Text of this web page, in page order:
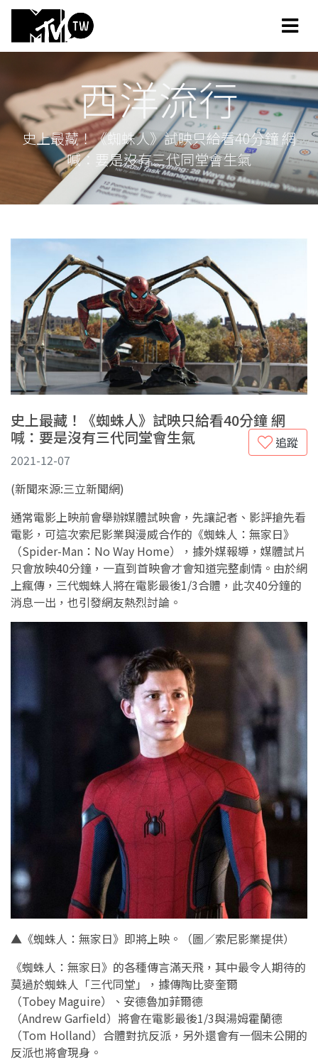
西洋流行
史上最藏！《蜘蛛人》試映只給看40分鐘 網
喊：要是沒有三代同堂會生氣
史上最藏！《蜘蛛人》試映只給看40分鐘 網
喊：要是沒有三代同堂會生氣
追蹤
2021-12-07
(新聞來源:三立新聞網)
通常電影上映前會舉辦媒體試映會，先讓記者、影評搶先看
電影，可這次索尼影業與漫威合作的《蜘蛛人：無家日》
（Spider-Man：No Way Home），據外媒報導，媒體試片
只會放映40分鐘，一直到首映會才會知道完整劇情。由於網
上瘋傳，三代蜘蛛人將在電影最後1/3合體，此次40分鐘的
消息一出，也引發網友熱烈討論。
▲《蜘蛛人：無家日》即將上映。（圖／索尼影業提供）
《蜘蛛人：無家日》的各種傳言滿天飛，其中最令人期待的
莫過於蜘蛛人「三代同堂」，據傳陶比麥奎爾
（Tobey Maguire）、安德魯加菲爾德
（Andrew Garfield）將會在電影最後1/3與湯姆霍蘭德
（Tom Holland）合體對抗反派，另外還會有一個未公開的
反派也將會現身。